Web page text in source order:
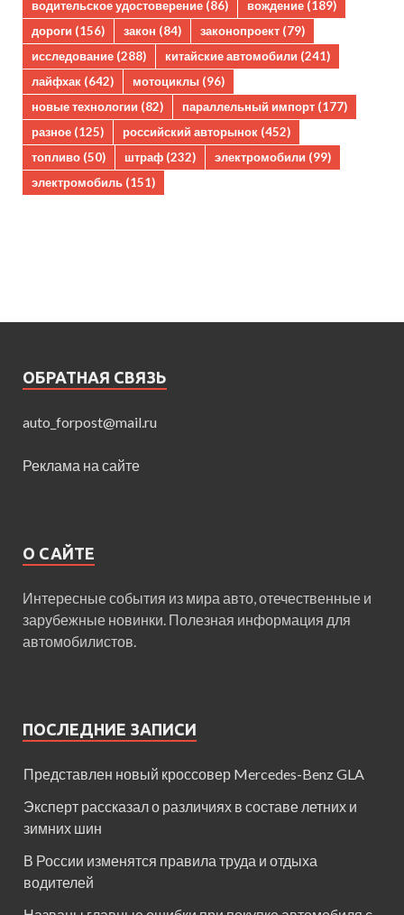
водительское удостоверение (86) вождение (189)
дороги (156) закон (84) законопроект (79)
исследование (288) китайские автомобили (241)
лайфхак (642) мотоциклы (96)
новые технологии (82) параллельный импорт (177)
разное (125) российский авторынок (452)
топливо (50) штраф (232) электромобили (99)
электромобиль (151)
ОБРАТНАЯ СВЯЗЬ
auto_forpost@mail.ru
Реклама на сайте
О САЙТЕ
Интересные события из мира авто, отечественные и
зарубежные новинки. Полезная информация для
автомобилистов.
ПОСЛЕДНИЕ ЗАПИСИ
Представлен новый кроссовер Mercedes-Benz GLA
Эксперт рассказал о различиях в составе летних и
зимних шин
В России изменятся правила труда и отдыха
водителей